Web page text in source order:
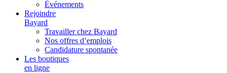
Événements
Rejoindre
Bayard
Travailler chez Bayard
Nos offres d’emplois
Candidature spontanée
Les boutiques
en ligne